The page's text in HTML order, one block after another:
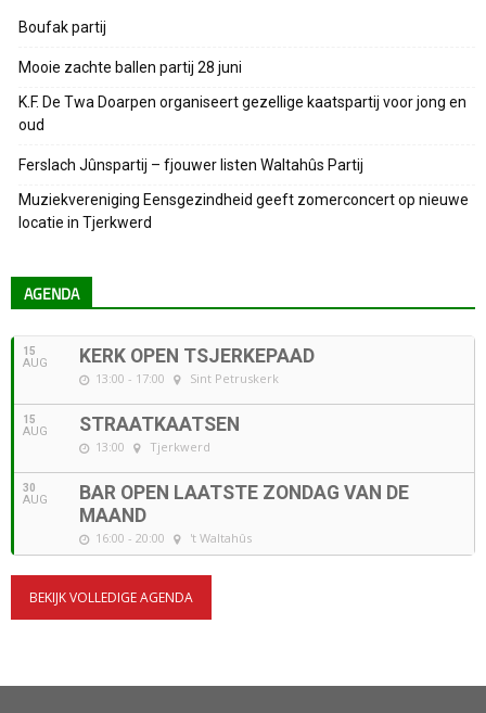
Boufak partij
Mooie zachte ballen partij 28 juni
K.F. De Twa Doarpen organiseert gezellige kaatspartij voor jong en
oud
Ferslach Jûnspartij – fjouwer listen Waltahûs Partij
Muziekvereniging Eensgezindheid geeft zomerconcert op nieuwe
locatie in Tjerkwerd
AGENDA
15
AUG KERK OPEN TSJERKEPAAD
13:00 - 17:00 Sint Petruskerk
15
AUG STRAATKAATSEN
13:00 Tjerkwerd
30
AUG
BAR OPEN LAATSTE ZONDAG VAN DE
MAAND
16:00 - 20:00 't Waltahûs
BEKIJK VOLLEDIGE AGENDA